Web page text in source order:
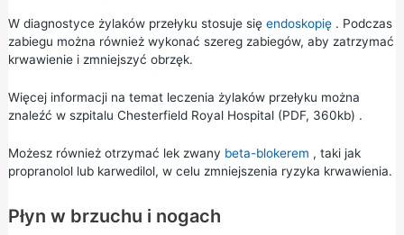
W diagnostyce żylaków przełyku stosuje się endoskopię. Podczas
zabiegu można również wykonać szereg zabiegów, aby zatrzymać
krwawienie i zmniejszyć obrzęk.
Więcej informacji na temat leczenia żylaków przełyku można
znaleźć wszpitalu Chesterfield Royal Hospital (PDF, 360kb) .
Możesz również otrzymać lek zwany beta-blokerem , taki jak
propranolol lub karwedilol, w celu zmniejszenia ryzyka krwawienia.
Płyn w brzuchu i nogach